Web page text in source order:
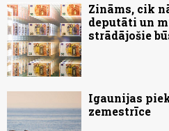
Zināms, cik
deputāti un
strādājošie
Igaunijas
zemestrīce